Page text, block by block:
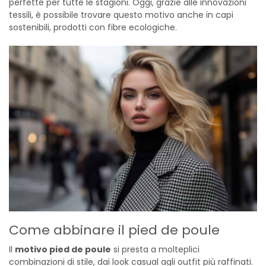
tessili, è possibile trovare questo motivo anche in capi
sostenibili, prodotti con fibre ecologiche.
Come abbinare il pied de poule
Il motivo pied de poule si presta a molteplici
combinazioni di stile, dai look casual agli outfit più raffinati.